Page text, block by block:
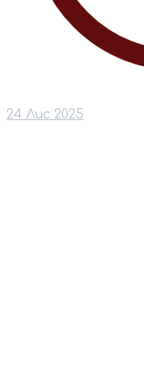
24 Лис 2025